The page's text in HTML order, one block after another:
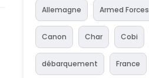
Allemagne Armed Forces
Canon Char Cobi
débarquement France